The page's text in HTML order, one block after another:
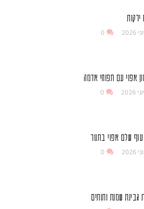
ירקות
0
אפוי עם תפוחי אדמה
0
שלם אפוי בתנור
0
גבינת שמנת ותותים